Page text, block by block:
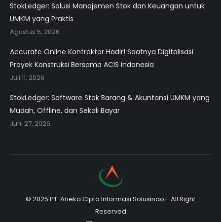
StokLedger: Solusi Manajemen Stok dan Keuangan untuk
UMKM yang Praktis
Agustus 5, 2026
Accurate Online Kontraktor Hadir! Saatnya Digitalisasi
Proyek Konstruksi Bersama ACIS Indonesia
Juli 11, 2026
StokLedger: Software Stok Barang & Akuntansi UMKM yang
Mudah, Offline, dan Sekali Bayar
Juni 27, 2026
© 2025 PT. Aneka Cipta Informasi Solusindo - All Right
Reserved